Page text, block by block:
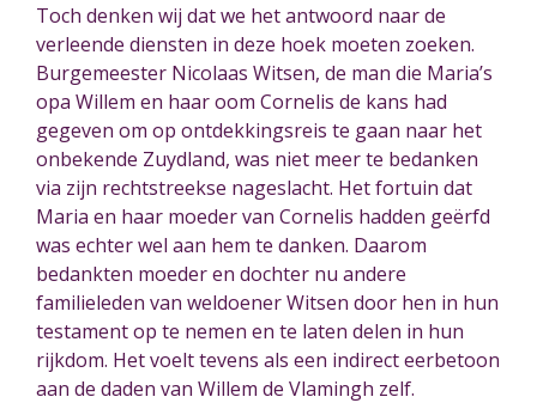
Toch denken wij dat we het antwoord naar de
verleende diensten in deze hoek moeten zoeken.
Burgemeester Nicolaas Witsen, de man die Maria’s
opa Willem en haar oom Cornelis de kans had
gegeven om op ontdekkingsreis te gaan naar het
onbekende Zuydland, was niet meer te bedanken
via zijn rechtstreekse nageslacht. Het fortuin dat
Maria en haar moeder van Cornelis hadden geërfd
was echter wel aan hem te danken. Daarom
bedankten moeder en dochter nu andere
familieleden van weldoener Witsen door hen in hun
testament op te nemen en te laten delen in hun
rijkdom. Het voelt tevens als een indirect eerbetoon
aan de daden van Willem de Vlamingh zelf.